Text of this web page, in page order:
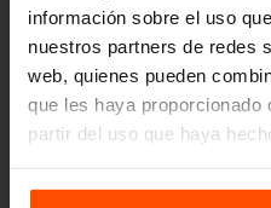
información sobre el uso
nuestros partners de redes
web, quienes pueden
que les haya proporcionado
partir del uso que haya
Para más información,